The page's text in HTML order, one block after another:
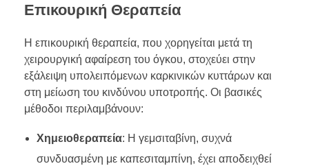
Επικουρική Θεραπεία
Η επικουρική θεραπεία, που χορηγείται μετά τη
χειρουργική αφαίρεση του όγκου, στοχεύει στην
εξάλειψη υπολειπόμενων καρκινικών κυττάρων και
στη μείωση του κινδύνου υποτροπής. Οι βασικές
μέθοδοι περιλαμβάνουν:
Χημειοθεραπεία: Η γεμσιταβίνη, συχνά
συνδυασμένη με καπεσιταμπίνη, έχει αποδειχθεί